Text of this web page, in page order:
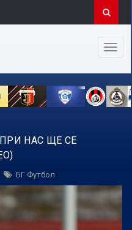
НАС ЩЕ СЕ
БГ Футбол